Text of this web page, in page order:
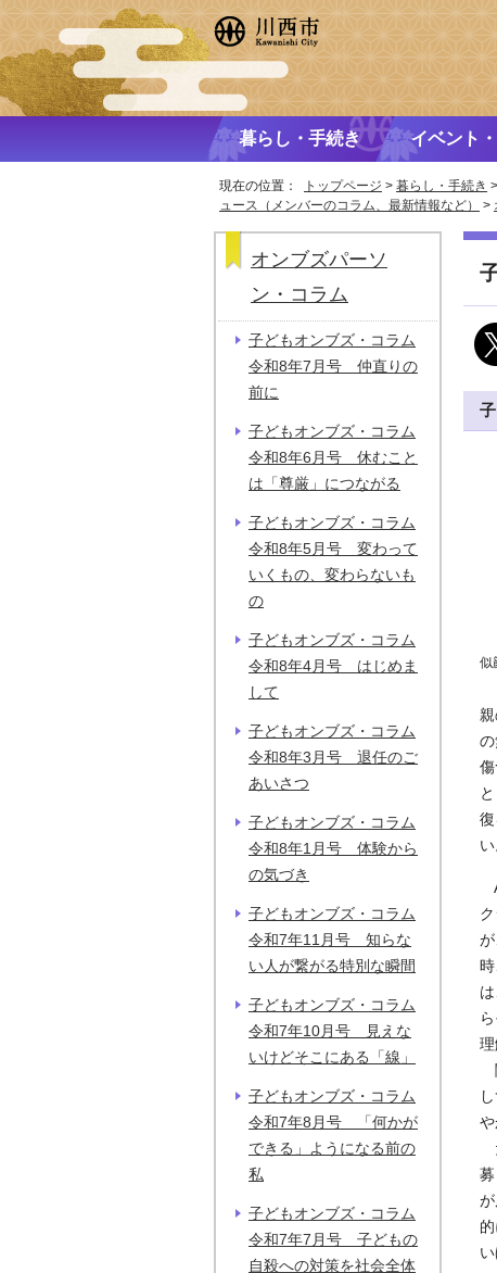
暮らし・手続き イベント
現在の位置： トップページ > 暮らし・手続き >
ュース（メンバーのコラム、最新情報など）
>
似
い
理
や
オンブズパーソ
ン・コラム
子どもオンブズ・コラム
令和8年7月号 仲直りの
前に
子どもオンブズ・コラム
令和8年6月号 休むこと
は「尊厳」につながる
子どもオンブズ・コラム
令和8年5月号 変わって
いくもの、変わらないも
の
子どもオンブズ・コラム
令和8年4月号 はじめま
して
子どもオンブズ・コラム
令和8年3月号 退任のご
あいさつ
子どもオンブズ・コラム
令和8年1月号 体験から
の気づき
子どもオンブズ・コラム
令和7年11月号 知らな
い人が繋がる特別な瞬間
子どもオンブズ・コラム
令和7年10月号 見えな
いけどそこにある「線」
子どもオンブズ・コラム
令和7年8月号 「何かが
できる」ようになる前の
私
子どもオンブズ・コラム
令和7年7月号 子どもの
自殺への対策を社会全体